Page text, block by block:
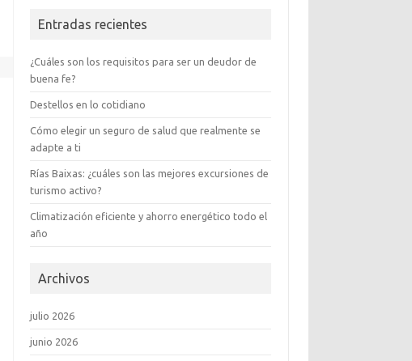
Entradas recientes
¿Cuáles son los requisitos para ser un deudor de
buena fe?
Destellos en lo cotidiano
Cómo elegir un seguro de salud que realmente se
adapte a ti
Rías Baixas: ¿cuáles son las mejores excursiones de
turismo activo?
Climatización eficiente y ahorro energético todo el
año
Archivos
julio 2026
junio 2026